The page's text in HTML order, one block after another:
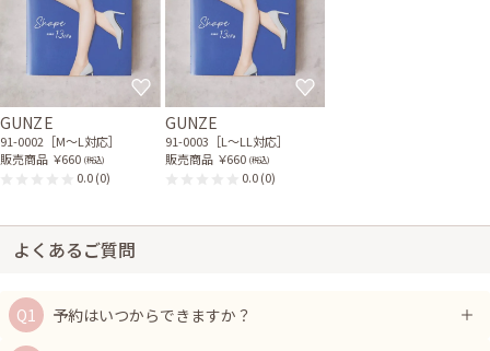
GUNZE
91-0002［M〜L対応］
販売商品 ￥660 (税込)
0.0(0)
GUNZE
91-0003［L〜LL対応］
販売商品 ￥660 (税込)
0.0(0)
よくあるご質問
予約はいつからできますか？